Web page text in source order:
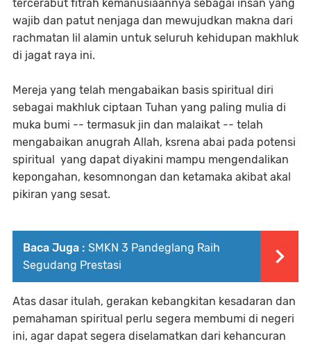
tercerabut fitrah kemanusiaannya sebagai insan yang
wajib dan patut nenjaga dan mewujudkan makna dari
rachmatan lil alamin untuk seluruh kehidupan makhluk
di jagat raya ini.
Mereja yang telah mengabaikan basis spiritual diri
sebagai makhluk ciptaan Tuhan yang paling mulia di
muka bumi -- termasuk jin dan malaikat -- telah
mengabaikan anugrah Allah, ksrena abai pada potensi
spiritual yang dapat diyakini mampu mengendalikan
kepongahan, kesomnongan dan ketamaka akibat akal
pikiran yang sesat.
Baca Juga : SMKN 3 Pandeglang Raih
Segudang Prestasi
Atas dasar itulah, gerakan kebangkitan kesadaran dan
pemahaman spiritual perlu segera membumi di negeri
ini, agar dapat segera diselamatkan dari kehancuran